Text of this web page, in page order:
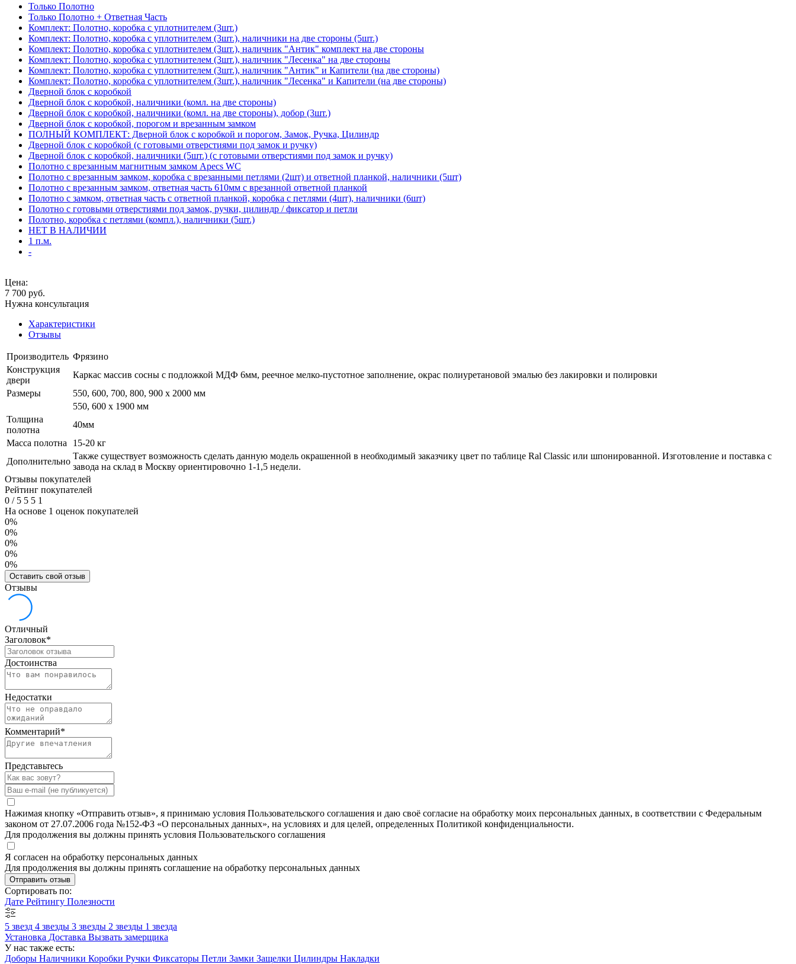
Только Полотно
Только Полотно + Ответная Часть
Комплект: Полотно, коробка с уплотнителем (3шт.)
Комплект: Полотно, коробка с уплотнителем (3шт.), наличники на две стороны (5шт.)
Комплект: Полотно, коробка с уплотнителем (3шт.), наличник "Антик" комплект на две стороны
Комплект: Полотно, коробка с уплотнителем (3шт.), наличник "Лесенка" на две стороны
Комплект: Полотно, коробка с уплотнителем (3шт.), наличник "Антик" и Капители (на две стороны)
Комплект: Полотно, коробка с уплотнителем (3шт.), наличник "Лесенка" и Капители (на две стороны)
Дверной блок с коробкой
Дверной блок с коробкой, наличники (комл. на две стороны)
Дверной блок с коробкой, наличники (комл. на две стороны), добор (3шт.)
Дверной блок с коробкой, порогом и врезанным замком
ПОЛНЫЙ КОМПЛЕКТ: Дверной блок с коробкой и порогом, Замок, Ручка, Цилиндр
Дверной блок с коробкой (с готовыми отверстиями под замок и ручку)
Дверной блок с коробкой, наличники (5шт.) (с готовыми отверстиями под замок и ручку)
Полотно с врезанным магнитным замком Apecs WC
Полотно с врезанным замком, коробка с врезанными петлями (2шт) и ответной планкой, наличники (5шт)
Полотно с врезанным замком, ответная часть 610мм с врезанной ответной планкой
Полотно с замком, ответная часть с ответной планкой, коробка с петлями (4шт), наличники (6шт)
Полотно с готовыми отверстиями под замок, ручки, цилиндр / фиксатор и петли
Полотно, коробка с петлями (компл.), наличники (5шт.)
НЕТ В НАЛИЧИИ
1 п.м.
-
Цена:
7 700 руб.
Нужна консультация
Характеристики
Отзывы
Производитель Фрязино
Конструкция
двери
Каркас массив сосны с подложкой МДФ 6мм, реечное мелко-пустотное заполнение, окрас полиуретановой эмалью без лакировки и полировки
Размеры
550, 600, 700, 800, 900 x 2000 мм
550, 600 х 1900 мм
Толщина
полотна
40мм
Масса полотна
15-20 кг
Дополнительно
Также существует возможность сделать данную модель окрашенной в необходимый заказчику цвет по таблице Ral Classic или шпонированной. Изготовление и поставка с
завода на склад в Москву ориентировочно 1-1,5 недели.
Отзывы покупателей
Рейтинг покупателей
0 /5 5 5 1
На основе 1 оценок покупателей
0%
0%
0%
0%
0%
Оставить свой отзыв
Отзывы
Отличный
Заголовок*
Достоинства
Недостатки
Комментарий*
Представьтесь
Нажимая кнопку «Отправить отзыв», я принимаю условия Пользовательского соглашения и даю своё согласие на обработку моих персональных данных, в соответствии с Федеральным
законом от 27.07.2006 года №152-ФЗ «О персональных данных», на условиях и для целей, определенных Политикой конфиденциальности.
Для продолжения вы должны принять условия Пользовательского соглашения
Я согласен на обработку персональных данных
Для продолжения вы должны принять соглашение на обработку персональных данных
Отправить отзыв
Сортировать по:
Дате Рейтингу Полезности
5 звезд 4 звезды 3 звезды 2 звезды 1 звезда
Установка Доставка Вызвать замерщика
У нас также есть:
Доборы Наличники Коробки Ручки Фиксаторы Петли Замки Защелки Цилиндры Накладки